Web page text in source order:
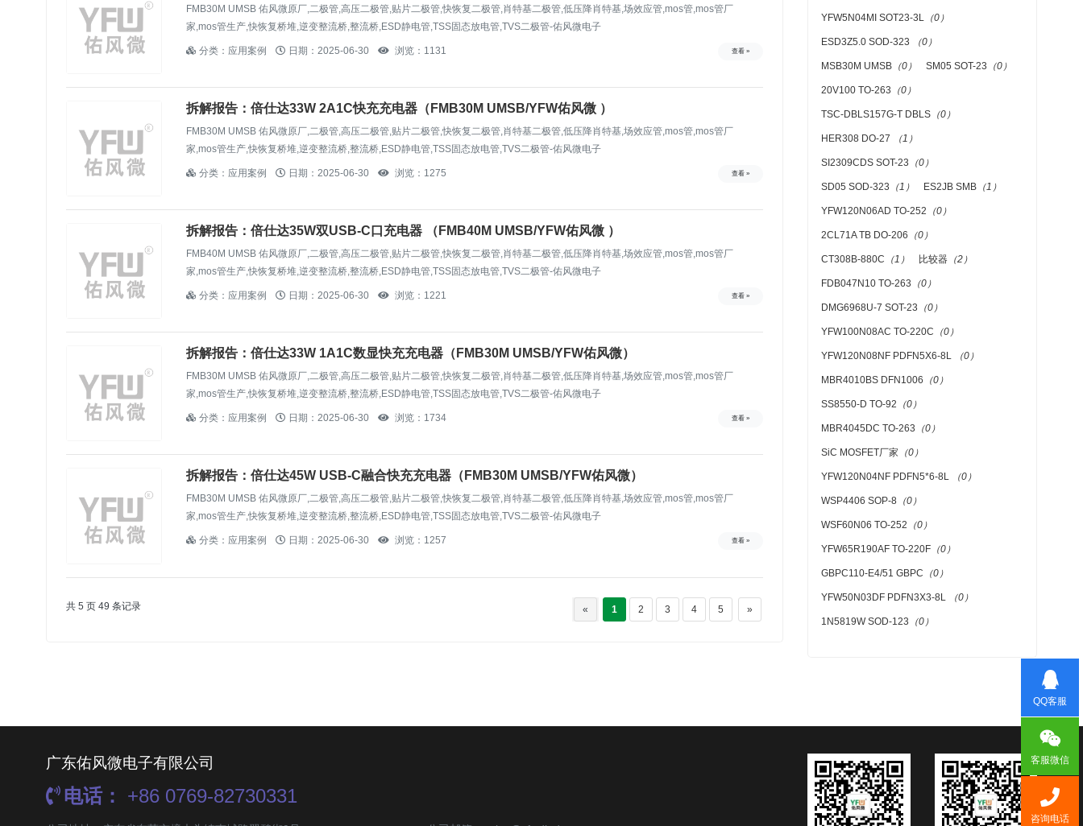
FMB30M UMSB 佑风微原厂,二极管,高压二极管,贴片二极管,快恢复二极管,肖特基二极管,低压降肖特基,场效应管,mos管,mos管厂
家,mos管生产,快恢复桥堆,逆变整流桥,整流桥,ESD静电管,TSS固态放电管,TVS二极管-佑风微电子
分类：应用案例 日期：2025-06-30 浏览：1131 查看 »
拆解报告：倍仕达33W 2A1C快充充电器（FMB30M UMSB/YFW佑风微 ）
FMB30M UMSB 佑风微原厂,二极管,高压二极管,贴片二极管,快恢复二极管,肖特基二极管,低压降肖特基,场效应管,mos管,mos管厂
家,mos管生产,快恢复桥堆,逆变整流桥,整流桥,ESD静电管,TSS固态放电管,TVS二极管-佑风微电子
分类：应用案例 日期：2025-06-30 浏览：1275 查看 »
拆解报告：倍仕达35W双USB-C口充电器 （FMB40M UMSB/YFW佑风微 ）
FMB40M UMSB 佑风微原厂,二极管,高压二极管,贴片二极管,快恢复二极管,肖特基二极管,低压降肖特基,场效应管,mos管,mos管厂
家,mos管生产,快恢复桥堆,逆变整流桥,整流桥,ESD静电管,TSS固态放电管,TVS二极管-佑风微电子
分类：应用案例 日期：2025-06-30 浏览：1221 查看 »
拆解报告：倍仕达33W 1A1C数显快充充电器（FMB30M UMSB/YFW佑风微）
FMB30M UMSB 佑风微原厂,二极管,高压二极管,贴片二极管,快恢复二极管,肖特基二极管,低压降肖特基,场效应管,mos管,mos管厂
家,mos管生产,快恢复桥堆,逆变整流桥,整流桥,ESD静电管,TSS固态放电管,TVS二极管-佑风微电子
分类：应用案例 日期：2025-06-30 浏览：1734 查看 »
拆解报告：倍仕达45W USB-C融合快充充电器（FMB30M UMSB/YFW佑风微）
FMB30M UMSB 佑风微原厂,二极管,高压二极管,贴片二极管,快恢复二极管,肖特基二极管,低压降肖特基,场效应管,mos管,mos管厂
家,mos管生产,快恢复桥堆,逆变整流桥,整流桥,ESD静电管,TSS固态放电管,TVS二极管-佑风微电子
分类：应用案例 日期：2025-06-30 浏览：1257 查看 »
共 5 页 49 条记录 « 1 2 3 4 5 »
YFW5N04MI SOT23-3L （0）
ESD3Z5.0 SOD-323 （0）
MSB30M UMSB （0） SM05 SOT-23 （0）
20V100 TO-263 （0）
TSC-DBLS157G-T DBLS （0）
HER308 DO-27 （1）
SI2309CDS SOT-23 （0）
SD05 SOD-323 （1） ES2JB SMB （1）
YFW120N06AD TO-252 （0）
2CL71A TB DO-206 （0）
CT308B-880C （1） 比较器 （2）
FDB047N10 TO-263 （0）
DMG6968U-7 SOT-23 （0）
YFW100N08AC TO-220C （0）
YFW120N08NF PDFN5X6-8L （0）
MBR4010BS DFN1006 （0）
SS8550-D TO-92 （0）
MBR4045DC TO-263 （0）
SiC MOSFET厂家 （0）
YFW120N04NF PDFN5*6-8L （0）
WSP4406 SOP-8 （0）
WSF60N06 TO-252 （0）
YFW65R190AF TO-220F （0）
GBPC110-E4/51 GBPC （0）
YFW50N03DF PDFN3X3-8L （0）
1N5819W SOD-123 （0）
广东佑风微电子有限公司
电话： +86 0769-82730331
QQ客服
客服微信
咨询电话